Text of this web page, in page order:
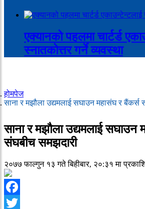
एक्यानको पहलमा चार्टर्ड
स्नातकोत्तर गर्ने व्यवस्था
होमपेज
साना र मझौला उद्यमलाई सघाउन महासंघ र बैंकर्स
साना र मझौला उद्यमलाई सघाउन
संघबीच समझदारी
२०७७ फाल्गुन १३ गते बिहीबार, २०:३१ मा
Facebook